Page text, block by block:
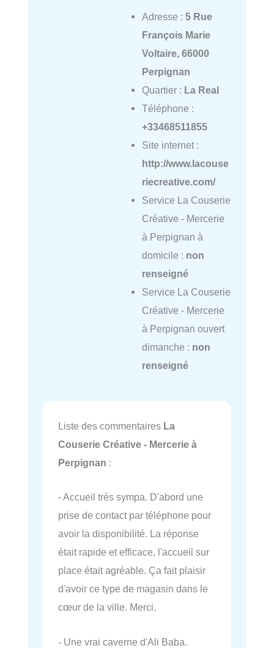
Adresse : 5 Rue
François Marie
Voltaire, 66000
Perpignan
Quartier : La Real
Téléphone :
+33468511855
Site internet :
http://www.lacouse
riecreative.com/
Service La Couserie
Créative - Mercerie
à Perpignan à
domicile : non
renseigné
Service La Couserie
Créative - Mercerie
à Perpignan ouvert
dimanche : non
renseigné
Liste des commentaires La
Couserie Créative - Mercerie à
Perpignan :
- Accueil très sympa. D'abord une
prise de contact par téléphone pour
avoir la disponibilité. La réponse
était rapide et efficace, l'accueil sur
place était agréable. Ça fait plaisir
d'avoir ce type de magasin dans le
cœur de la ville. Merci.
- Une vrai caverne d'Ali Baba.